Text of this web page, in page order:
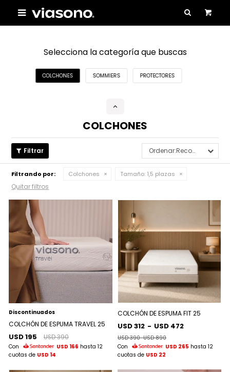

Selecciona la categoría que buscas
COLCHONES SOMMIERS PROTECTORES
COLCHONES
Recomendados
Filtrando por: Colchones Tamaño: 1,5 plazas
Quitar filtros
Discontinuados
COLCHÓN DE ESPUMA TRAVEL 25
USD 195 USD 390
Con USD 166 hasta 12
cuotas de USD 14
COLCHÓN DE ESPUMA FIT 25
USD 312 - USD 472
USD 390-USD 890
Con
USD 265 hasta 12
cuotas de USD 22